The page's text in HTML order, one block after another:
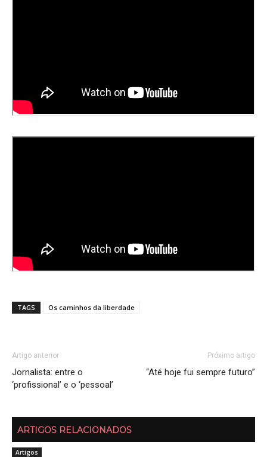
TAGS Os caminhos da liberdade
Artigo anterior
Jornalista: entre o
‘profissional’ e o ‘pessoal’
Próximo artigo
“Até hoje fui sempre futuro”
ARTIGOS RELACIONADOS
Artigos